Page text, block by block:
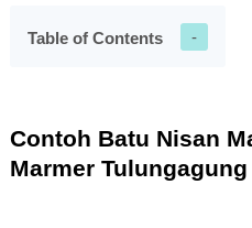
Table of Contents
Contoh Batu Nisan
Marmer Tulungagung